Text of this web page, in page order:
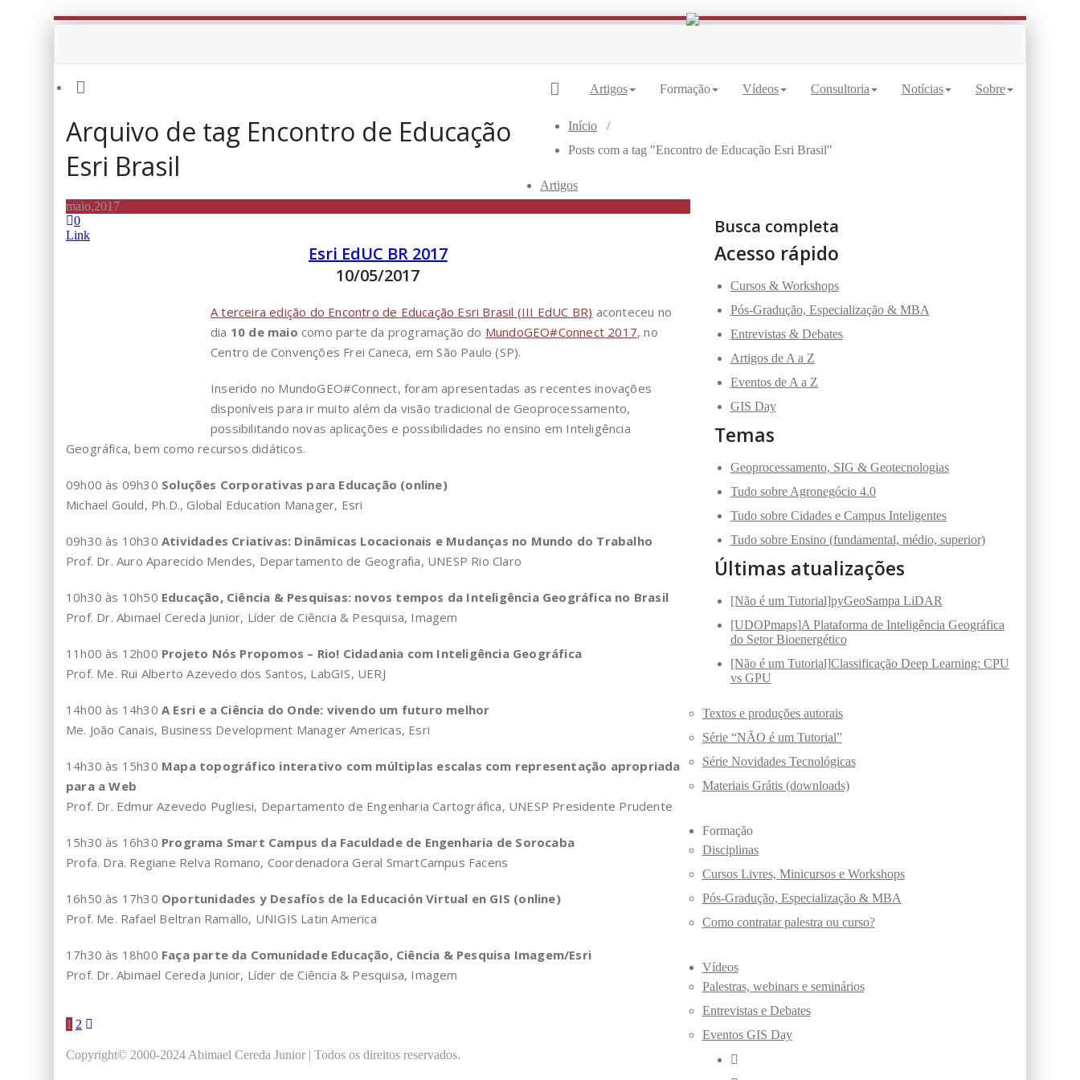
Artigos Formação Vídeos Consultoria Notícias Sobre
Arquivo de tag Encontro de Educação
Esri Brasil
Início /
Posts com a tag "Encontro de Educação Esri Brasil"
maio,2017
0
Link
Esri EdUC BR 2017
10/05/2017
A terceira edição do Encontro de Educação Esri Brasil (III EdUC BR) aconteceu no
dia 10 de maio como parte da programação do MundoGEO#Connect 2017, no
Centro de Convenções Frei Caneca, em São Paulo (SP).
Inserido no MundoGEO#Connect, foram apresentadas as recentes inovações
disponíveis para ir muito além da visão tradicional de Geoprocessamento,
possibilitando novas aplicações e possibilidades no ensino em Inteligência
Geográfica, bem como recursos didáticos.
09h00 às 09h30 Soluções Corporativas para Educação (online)
Michael Gould, Ph.D., Global Education Manager, Esri
09h30 às 10h30 Atividades Criativas: Dinâmicas Locacionais e Mudanças no Mundo do Trabalho
Prof. Dr. Auro Aparecido Mendes, Departamento de Geografia, UNESP Rio Claro
10h30 às 10h50 Educação, Ciência & Pesquisas: novos tempos da Inteligência Geográfica no Brasil
Prof. Dr. Abimael Cereda Junior, Líder de Ciência & Pesquisa, Imagem
11h00 às 12h00 Projeto Nós Propomos – Rio! Cidadania com Inteligência Geográfica
Prof. Me. Rui Alberto Azevedo dos Santos, LabGIS, UERJ
14h00 às 14h30 A Esri e a Ciência do Onde: vivendo um futuro melhor
Me. João Canais, Business Development Manager Americas, Esri
14h30 às 15h30 Mapa topográfico interativo com múltiplas escalas com representação apropriada
para a Web
Prof. Dr. Edmur Azevedo Pugliesi, Departamento de Engenharia Cartográfica, UNESP Presidente Prudente
15h30 às 16h30 Programa Smart Campus da Faculdade de Engenharia de Sorocaba
Profa. Dra. Regiane Relva Romano, Coordenadora Geral SmartCampus Facens
16h50 às 17h30 Oportunidades y Desafíos de la Educación Virtual en GIS (online)
Prof. Me. Rafael Beltran Ramallo, UNIGIS Latin America
17h30 às 18h00 Faça parte da Comunidade Educação, Ciência & Pesquisa Imagem/Esri
Prof. Dr. Abimael Cereda Junior, Líder de Ciência & Pesquisa, Imagem
Paginação
de
1 2
Busca completa
Acesso rápido
Cursos & Workshops
Pós-Gradução, Especialização & MBA
Entrevistas & Debates
Artigos de A a Z
Eventos de A a Z
GIS Day
Temas
Geoprocessamento, SIG & Geotecnologias
Tudo sobre Agronegócio 4.0
Tudo sobre Cidades e Campus Inteligentes
Tudo sobre Ensino (fundamental, médio, superior)
Últimas atualizações
[Não é um Tutorial]pyGeoSampa LiDAR
[UDOPmaps]A Plataforma de Inteligência Geográfica
do Setor Bioenergético
[Não é um Tutorial]Classificação Deep Learning: CPU
vs GPU
Copyright© 2000-2024 Abimael Cereda Junior | Todos os direitos reservados.
Artigos
Textos e produções autorais
Série “NÃO é um Tutorial”
Série Novidades Tecnológicas
Materiais Grátis (downloads)
Formação
Disciplinas
Cursos Livres, Minicursos e Workshops
Pós-Gradução, Especialização & MBA
Como contratar palestra ou curso?
Vídeos
Palestras, webinars e seminários
Entrevistas e Debates
Eventos GIS Day